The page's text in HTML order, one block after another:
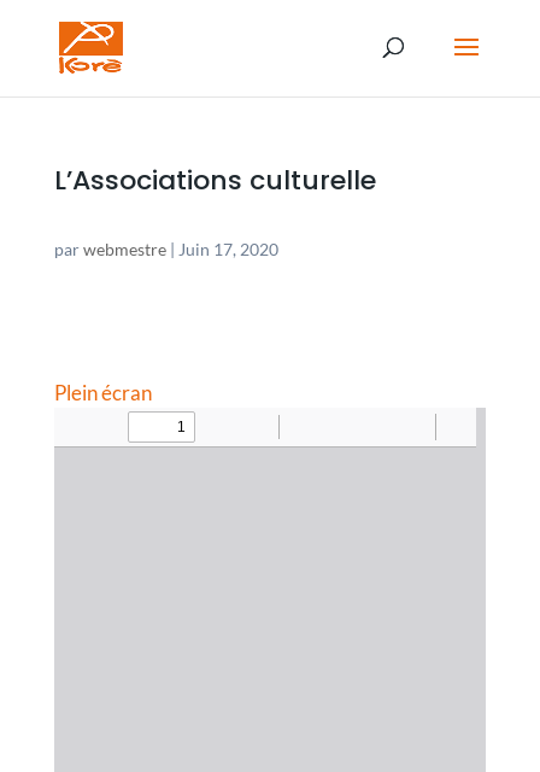
L’Associations culturelle
parwebmestre| Juin 17, 2020
Plein écran